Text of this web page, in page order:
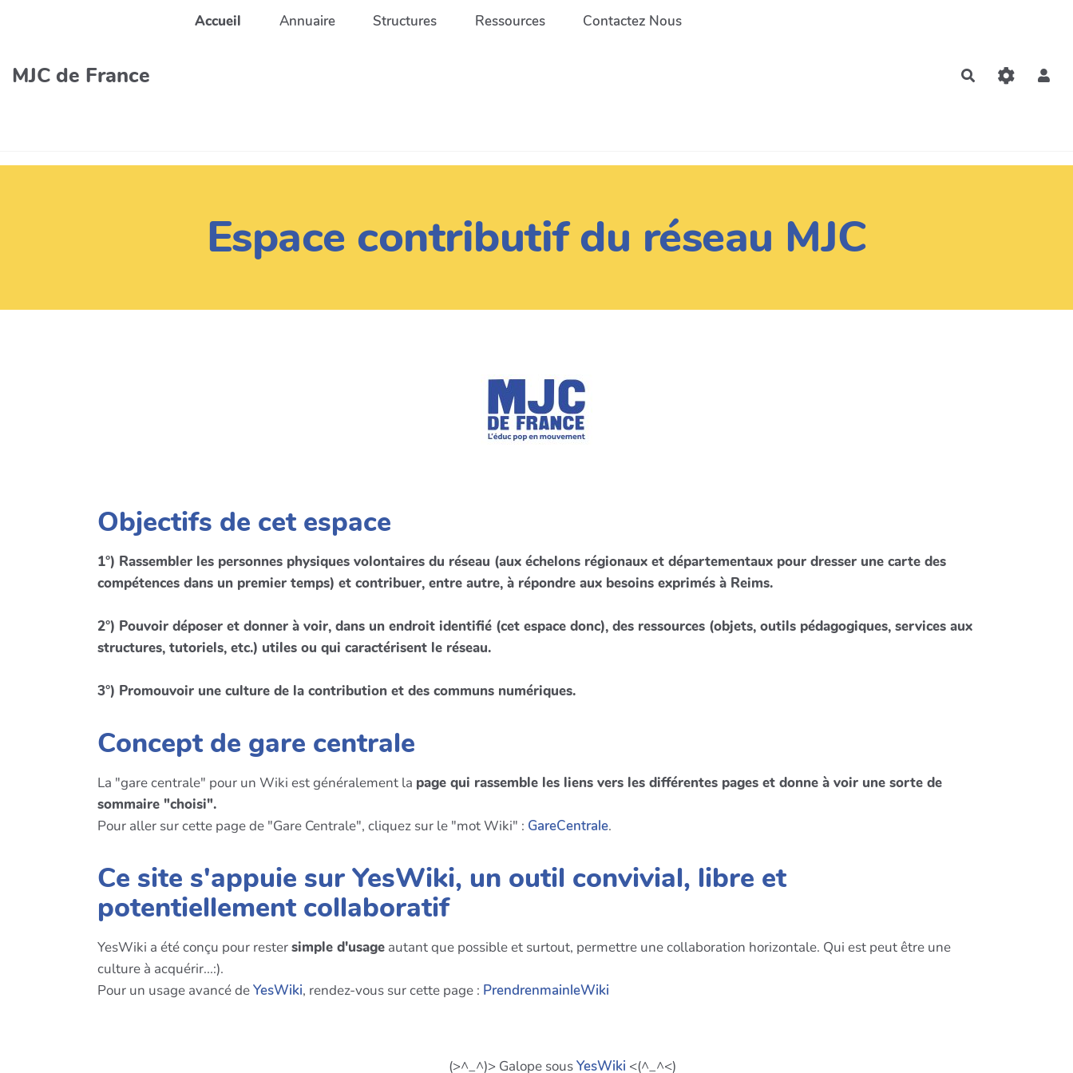
MJC de France
Accueil Annuaire Structures Ressources Contactez Nous
Rechercher
Espace contributif du réseau MJC
Objectifs de cet espace
1°) Rassembler les personnes physiques volontaires du réseau (aux échelons régionaux et départementaux pour dresser une carte des
compétences dans un premier temps) et contribuer, entre autre, à répondre aux besoins exprimés à Reims.
2°) Pouvoir déposer et donner à voir, dans un endroit identifié (cet espace donc), des ressources (objets, outils pédagogiques, services aux
structures, tutoriels, etc.) utiles ou qui caractérisent le réseau.
3°) Promouvoir une culture de la contribution et des communs numériques.
Concept de gare centrale
La "gare centrale" pour un Wiki est généralement la page qui rassemble les liens vers les différentes pages et donne à voir une sorte de
sommaire "choisi".
Pour aller sur cette page de "Gare Centrale", cliquez sur le "mot Wiki" : GareCentrale.
Ce site s'appuie sur YesWiki, un outil convivial, libre et
potentiellement collaboratif
YesWiki a été conçu pour restersimple d'usage autant que possible et surtout, permettre une collaboration horizontale. Qui est peut être une
culture à acquérir...:).
Pour un usage avancé deYesWiki, rendez-vous sur cette page : PrendrenmainleWiki
(>^_^)> Galope sousYesWiki <(^_^<)